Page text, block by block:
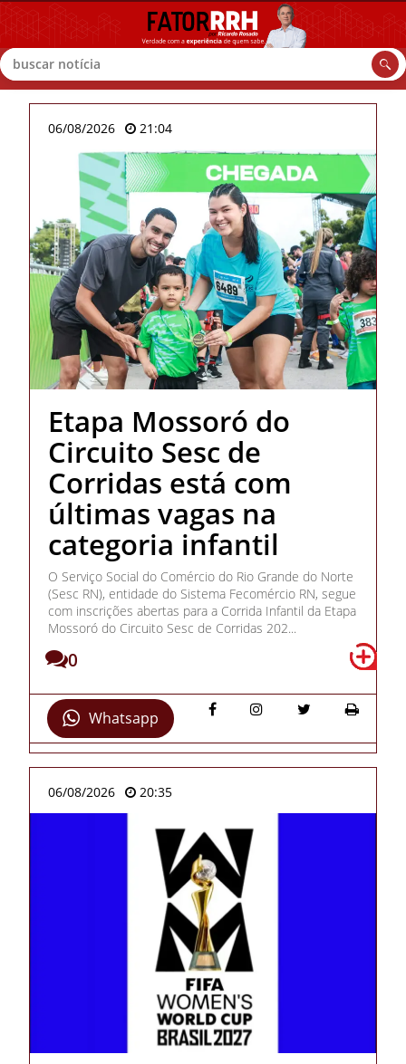
Buscar
06/08/2026 21:04
Etapa Mossoró do
Circuito Sesc de
Corridas está com
últimas vagas na
categoria infantil
O Serviço Social do Comércio do Rio Grande do Norte
(Sesc RN), entidade do Sistema Fecomércio RN, segue
com inscrições abertas para a Corrida Infantil da Etapa
Mossoró do Circuito Sesc de Corridas 202...
0
Whatsapp
06/08/2026 20:35